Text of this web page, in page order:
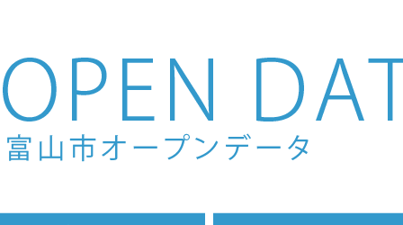
Skip to main content